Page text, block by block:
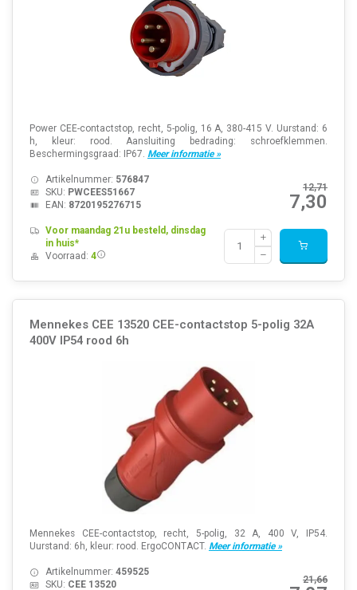
Power CEE-contactstop, recht, 5-polig, 16 A, 380-415 V. Uurstand: 6
h, kleur: rood. Aansluiting bedrading: schroefklemmen.
Beschermingsgraad: IP67. Meer informatie »
12,71
7,30
Artikelnummer: 576847
SKU: PWCEES51667
EAN: 8720195276715
Voor maandag 21u besteld, dinsdag
in huis*
Voorraad: 4
Mennekes CEE 13520 CEE-contactstop 5-polig 32A
400V IP54 rood 6h
Mennekes CEE-contactstop, recht, 5-polig, 32 A, 400 V, IP54.
Uurstand: 6h, kleur: rood. ErgoCONTACT. Meer informatie »
21,66
Artikelnummer: 459525
SKU: CEE 13520